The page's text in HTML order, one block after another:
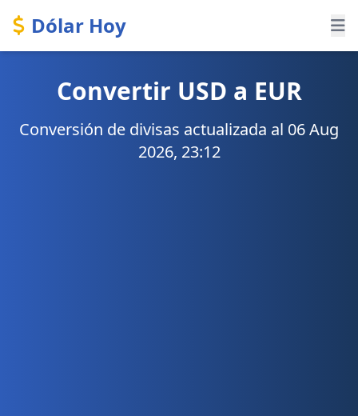
Dólar Hoy
Convertir USD a EUR
Conversión de divisas actualizada al 06 Aug
2026, 23:12